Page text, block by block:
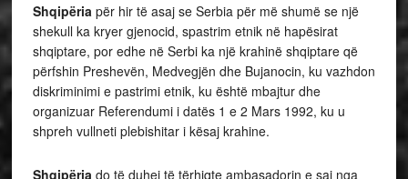
Shqipëria për hir të asaj se Serbia për më shumë se një
shekull ka kryer gjenocid, spastrim etnik në hapësirat
shqiptare, por edhe në Serbi ka një krahinë shqiptare që
përfshin Preshevën, Medvegjën dhe Bujanocin, ku vazhdon
diskriminimi e pastrimi etnik, ku është mbajtur dhe
organizuar Referendumi i datës 1 e 2 Mars 1992, ku u
shpreh vullneti plebishitar i kësaj krahine.
Shqipëria do të duhej të tërhiqte ambasadorin e saj nga